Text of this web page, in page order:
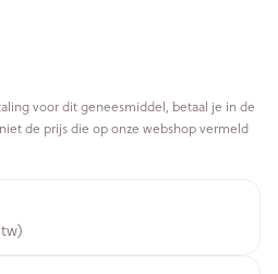
voor dit geneesmiddel, betaal je in de
de prijs die op onze webshop vermeld